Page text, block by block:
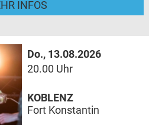
INFOS
Do., 13.08.2026
20.00 Uhr
KOBLENZ
Fort Konstantin